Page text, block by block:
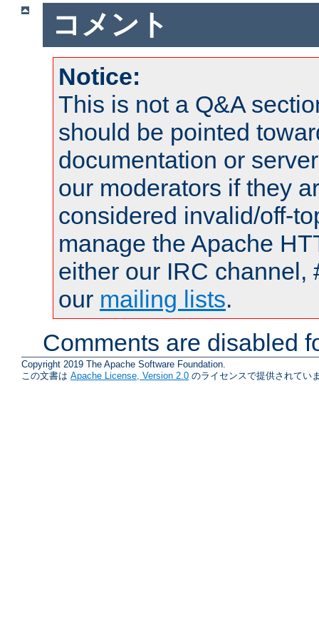
コメント
Notice:
This is not a Q&A
should be pointed
documentation or
our moderators if they
considered invalid/off-
manage the Apache
either our IRC channel,
our mailing lists.
Comments are disabled
Copyright 2019 The Apache Software Foundation.
この文書は Apache License, Version 2.0 のライセンスで提供されてい